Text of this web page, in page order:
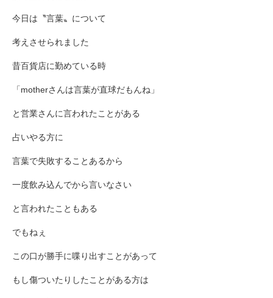
今日は〝言葉〟について
考えさせられました
昔百貨店に勤めている時
「motherさんは言葉が直球だもんね」
と営業さんに言われたことがある
占いやる方に
言葉で失敗することあるから
一度飲み込んでから言いなさい
と言われたこともある
でもねぇ
この口が勝手に喋り出すことがあって
もし傷ついたりしたことがある方は